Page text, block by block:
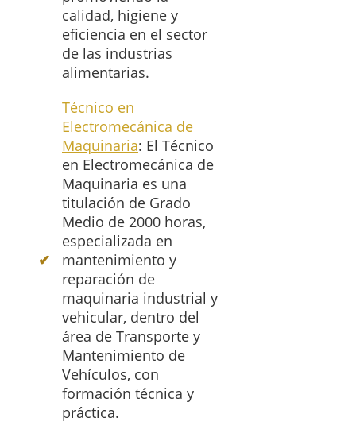
calidad, higiene y
eficiencia en el sector
de las industrias
alimentarias.
Técnico en
Electromecánica de
Maquinaria: El Técnico
en Electromecánica de
Maquinaria es una
titulación de Grado
Medio de 2000 horas,
especializada en
mantenimiento y
reparación de
maquinaria industrial y
vehicular, dentro del
área de Transporte y
Mantenimiento de
Vehículos, con
formación técnica y
práctica.